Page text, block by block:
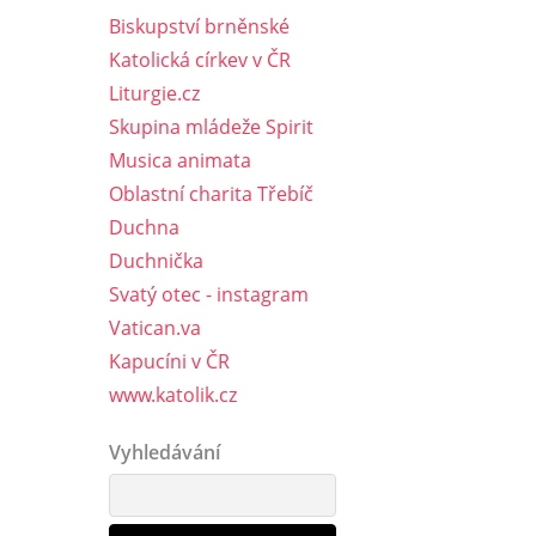
Biskupství brněnské
Katolická církev v ČR
Liturgie.cz
Skupina mládeže Spirit
Musica animata
Oblastní charita Třebíč
Duchna
Duchnička
Svatý otec - instagram
Vatican.va
Kapucíni v ČR
www.katolik.cz
Vyhledávání